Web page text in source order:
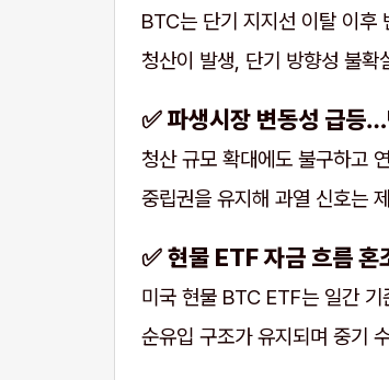
BTC는 단기 지지선 이탈 이후
청산이 발생, 단기 방향성 불확
✅ 파생시장 변동성 급등
청산 규모 확대에도 불구하고
중립권을 유지해 과열 신호는
✅ 현물 ETF 자금 흐름 혼
미국 현물 BTC ETF는 일간 기
순유입 구조가 유지되며 중기